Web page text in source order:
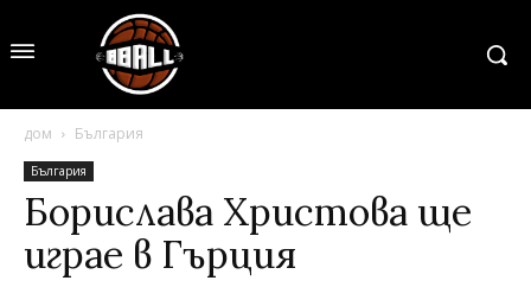
дом България
България
Борислава Христова ще
играе в Гърция